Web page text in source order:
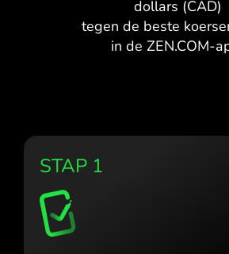
dollars (CAD)
tegen de beste
in de ZEN.COM-
STAP 1